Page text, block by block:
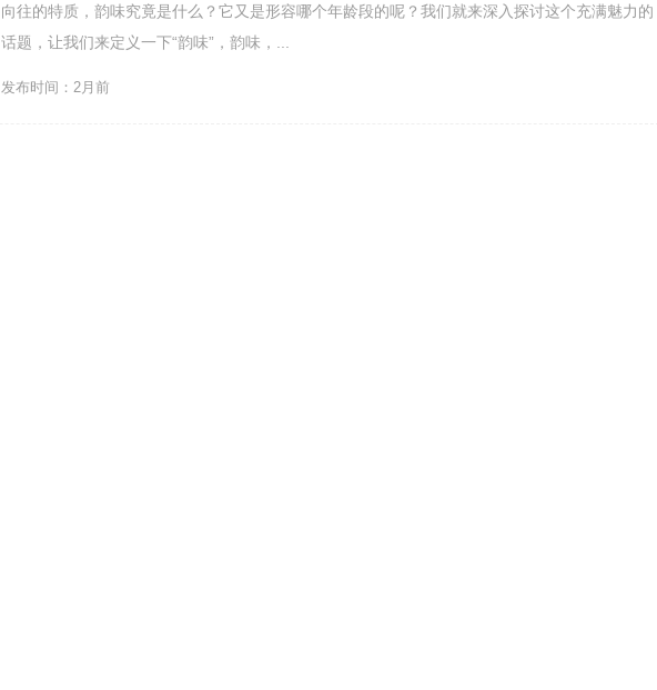
向往的特质，韵味究竟是什么？它又是形容哪个年龄段的呢？我们就来深入探讨这个充满魅力的
话题，让我们来定义一下“韵味”，韵味，...
发布时间：2月前